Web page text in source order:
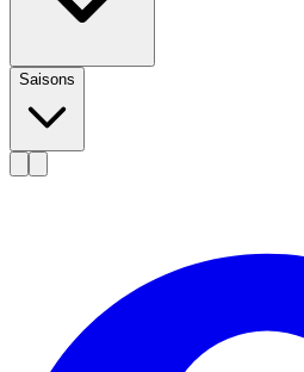
Saisons